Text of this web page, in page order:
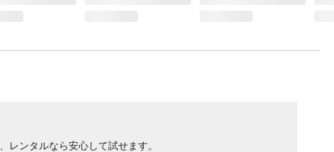
ンタルなら安心して試せます。